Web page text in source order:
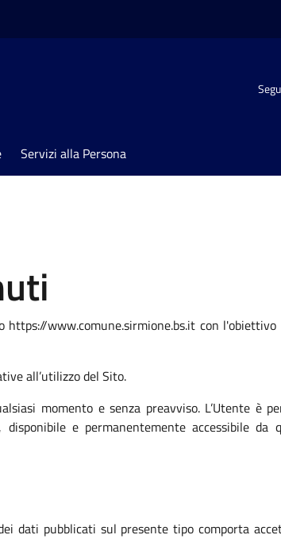
Servizi alla Persona
www.comune.sirmione.bs.it con
all’utilizzo del Sito.
momento e senza preavviso. L’Utente è
e permanentemente accessibile
dati pubblicati sul presente tipo comporta